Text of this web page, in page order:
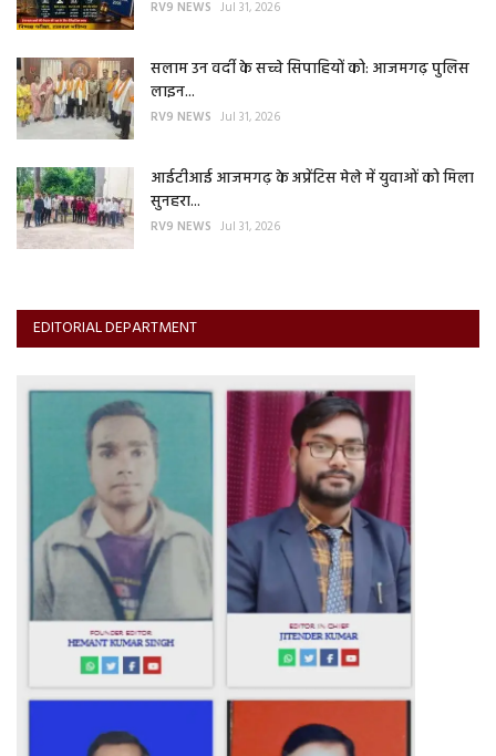
RV9 NEWS Jul 31, 2026
सलाम उन वर्दी के सच्चे सिपाहियों को: आजमगढ़ पुलिस
लाइन...
RV9 NEWS Jul 31, 2026
आईटीआई आजमगढ़ के अप्रेंटिस मेले में युवाओं को मिला
सुनहरा...
RV9 NEWS Jul 31, 2026
EDITORIAL DEPARTMENT